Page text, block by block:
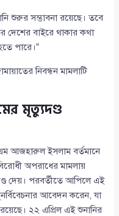
শুরুর সম্ভাবনা রয়েছে। তবে
দেশের বাইরে থাকার কথা
পারে।”
নিবন্ধন মামলাটি
মৃত্যুদণ্ড
আজহারুল ইসলাম বর্তমানে
অপরাধের মামলায়
দেয়। পরবর্তীতে আপিলে এই
আবেদন করেন, যা
২২ এপ্রিল এই শুনানির